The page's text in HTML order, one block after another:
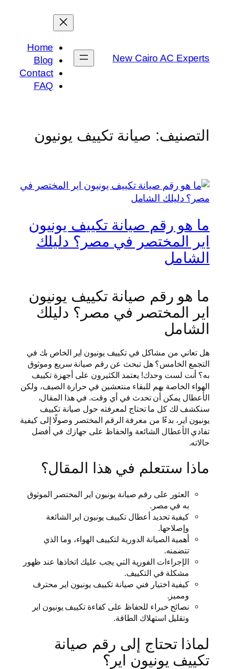
New Cairo AC Experts
Home
Blog
Contact
FAQ
التصنيف: صيانة تكييف يونيون
ما هو رقم صيانة تكييف يونيون
اير المختصر في مصر؟ دليلك
الشامل
ما هو رقم صيانة تكييف يونيون
اير المختصر في مصر؟ دليلك
الشامل
هل تعاني من مشاكل في تكييف يونيون اير الخاص بك في
التجمع الخامس؟ هل تبحث عن رقم صيانة سريع وموثوق
به؟ أنت لست وحدك! يعتمد الكثيرون على أجهزة تكييف
الهواء الخاصة بهم للبقاء منتعشين في حرارة الصيف، ولكن
الأعطال يمكن أن تحدث في أي وقت. في هذا المقال،
سنكشف لك كل ما تحتاج لمعرفته حول صيانة تكييف
يونيون اير، بدءًا من معرفة الرقم المختصر وصولًا إلى كيفية
تفادي الأعطال الشائعة والحفاظ على جهازك في أفضل
حالاته.
ماذا ستتعلم في هذا المقال؟
العثور على رقم صيانة يونيون اير المختصر الموثوق
به في مصر.
كيفية تحديد أعطال تكييف يونيون اير الشائعة
وإصلاحها.
أهمية الصيانة الدورية لتكييف الهواء، وما الذي
تتضمنه.
الإجراءات الفورية التي يجب عليك اتخاذها عند ظهور
مشكلة في التكييف.
كيفية اختيار فني صيانة تكييف يونيون اير محترف
ومميز.
نصائح خبراء للحفاظ على كفاءة تكييف يونيون اير
وتقليل استهلاك الطاقة.
لماذا تحتاج إلى رقم صيانة
تكييف يونيون اير؟